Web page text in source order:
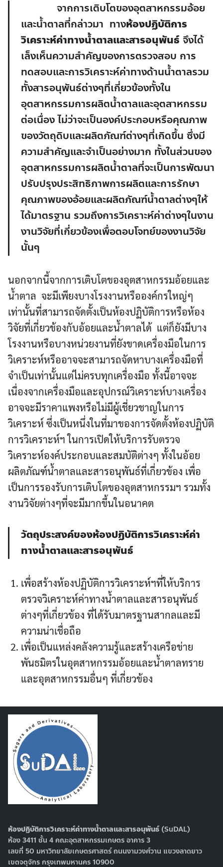
Search
for:
Search
จากการเติบโตของอุตสาหกรรมอ้อย
และน้ำตาลที่กล่าวมา ทางห้องปฏิบัติการ
วิเคราะห์ค่าทางน้ำตาลและสารอนุพันธ์ จึงได้
เล็งเห็นความสำคัญของการตรวจสอบ การ
ทดสอบและการวิเคราะห์ค่าทางด้านน้ำตาลรวม
ทั้งสารอนุพันธ์ต่างๆที่เกี่ยวข้องทั้งใน
อุตสาหกรรมการผลิตน้ำตาลและอุตสาหกรรม
ต่อเนื่อง ไม่ว่าจะเป็นองค์ประกอบหรือคุณภาพ
ของวัตถุดิบและผลิตภัณฑ์ต่างๆที่เกิดขึ้น ซึ่งมี
ความสำคัญและจำเป็นอย่างมาก ทั้งในส่วนของ
อุตสาหกรรมการผลิตน้ำตาลที่จะเป็นการพัฒนา
ปรับปรุงประสิทธิภาพการผลิตและการรักษา
คุณภาพของอ้อยและผลิตภัณฑ์น้ำตาลต่างๆให้
ได้มาตรฐาน รวมถึงการวิเคราะห์ค่าต่างๆในงาน
งานวิจัยที่เกี่ยวข้องเพื่อตอบโจทย์ของงานวิจัย
นั้นๆ
นอกจากนี้จากการเติบโตของอุตสาหกรรมอ้อยและ
น้ำตาล จะมีเพียงบางโรงงานหรือองค์กรใหญ่ๆ
เท่านั้นที่สามารถจัดตั้งเป็นห้องปฏิบัติการหรือห้อง
วิจัยที่เกี่ยวข้องกับอ้อยและน้ำตาลได้ แต่ก็ยังมีบาง
โรงงานหรือบางหน่วยงานที่ยังขาดเครื่องมือในการ
วิเคราะห์หรืออาจจะสามารถจัดหาบางเครื่องมือที่
จำเป็นเท่านั้นแต่ไม่ครบทุกเครื่องมือ ทั้งนี้อาจจะ
เนื่องจากเครื่องมือและอุปกรณ์วิเคราะห์บางเครื่อง
อาจจะมีราคาแพงหรือไม่มีผู้เชี่ยวชาญในการ
วิเคราะห์ ซึ่งเป็นหนึ่งในที่มาของการจัดตั้งห้องปฏิบัติ
การวิเคราะห์ฯ ในการเปิดให้บริการรับตรวจ
วิเคราะห์องค์ประกอบและสมบัติต่างๆ ทั้งในอ้อย
ผลิตภัณฑ์น้ำตาลและสารอนุพันธ์ที่เกี่ยวข้อง เพื่อ
เป็นการรองรับการเติบโตของอุตสาหกรรมฯ รวมทั้ง
งานวิจัยต่างๆที่จะมีมากขึ้นในอนาคต
วัตถุประสงค์ของห้องปฏิบัติการวิเคราะห์ค่า
ทางน้ำตาลและสารอนุพันธ์
เพื่อสร้างห้องปฏิบัติการวิเคราะห์ฯที่ให้บริการ
ตรวจวิเคราะห์ค่าทางน้ำตาลและสารอนุพันธ์
ต่างๆที่เกี่ยวข้อง ที่ได้รับมาตรฐานสากลและมี
ความน่าเชื่อถือ
เพื่อเป็นแหล่งคลังความรู้และสร้างเครือข่าย
พันธมิตรในอุตสาหกรรมอ้อยและน้ำตาลทราย
และอุตสาหกรรมอื่นๆ ที่เกี่ยวข้อง
ห้องปฏิบัติการวิเคราะห์ค่าทางน้ำตาลและสารอนุพันธ์ (SuDAL)
ห้อง 3411 ชั้น 4 คณะอุตสาหกรรมเกษตร อาคาร 3
เลขที่ 50 มหาวิทยาลัยเกษตรศาสตร์ ถนนงามวงศ์วาน แขวงลาดยาว
เขตจตุจักร กรุงเทพมหานคร 10900